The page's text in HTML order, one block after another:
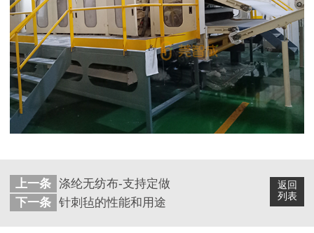
返回
列表
上一条 涤纶无纺布-支持定做
下一条 针刺毡的性能和用途